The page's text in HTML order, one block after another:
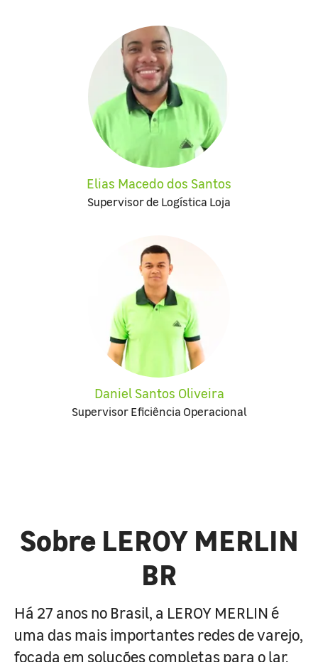
Elias Macedo dos Santos
Supervisor de Logística Loja
Daniel Santos Oliveira
Supervisor Eficiência Operacional
Sobre LEROY MERLIN
BR
Há 27 anos no Brasil, a LEROY MERLIN é
uma das mais importantes redes de varejo,
focada em soluções completas para o lar.